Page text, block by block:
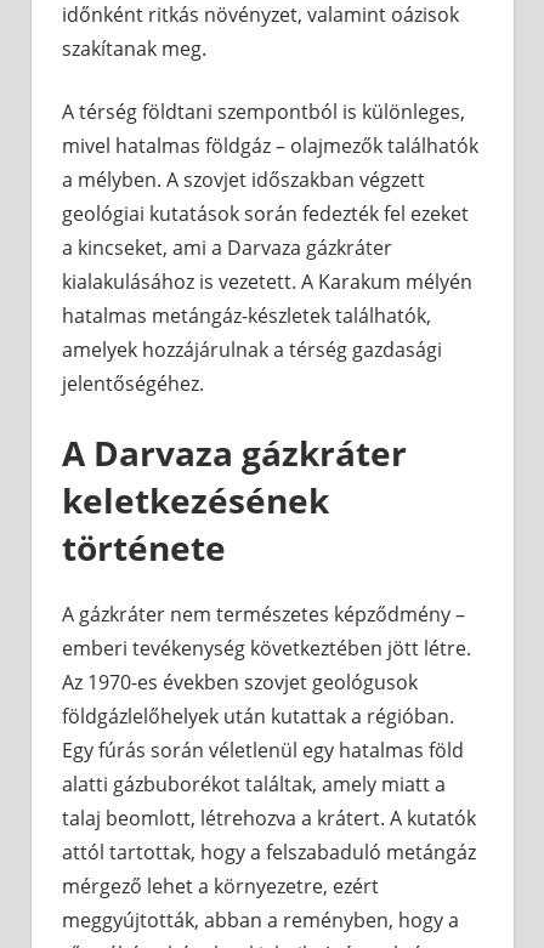
időnként ritkás növényzet, valamint oázisok
szakítanak meg.
A térség földtani szempontból is különleges,
mivel hatalmas földgáz – olajmezők találhatók
a mélyben. A szovjet időszakban végzett
geológiai kutatások során fedezték fel ezeket
a kincseket, ami a Darvaza gázkráter
kialakulásához is vezetett. A Karakum mélyén
hatalmas metángáz-készletek találhatók,
amelyek hozzájárulnak a térség gazdasági
jelentőségéhez.
A Darvaza gázkráter
keletkezésének
története
A gázkráter nem természetes képződmény –
emberi tevékenység következtében jött létre.
Az 1970-es években szovjet geológusok
földgázlelőhelyek után kutattak a régióban.
Egy fúrás során véletlenül egy hatalmas föld
alatti gázbuborékot találtak, amely miatt a
talaj beomlott, létrehozva a krátert. A kutatók
attól tartottak, hogy a felszabaduló metángáz
mérgező lehet a környezetre, ezért
meggyújtották, abban a reményben, hogy a